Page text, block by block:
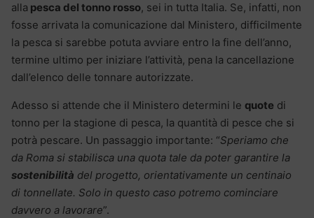
alla pesca del tonno rosso, sei in tutta Italia. Se, infatti, non
fosse arrivata la comunicazione dal Ministero, difficilmente
la pesca si sarebbe potuta avviare entro la fine dell’anno,
termine ultimo per iniziare l’attività, pena la cancellazione
dall’elenco delle tonnare autorizzate.
Adesso si attende che il Ministero determini le quote di
tonno per la stagione di pesca, la quantità di pesce che si
potrà pescare. Un passaggio importante: “Speriamo che
da Roma si stabilisca una quota tale da poter garantire la
sostenibilità del progetto, orientativamente un centinaio
di tonnellate. Solo in questo caso potremo cominciare
davvero a lavorare”.